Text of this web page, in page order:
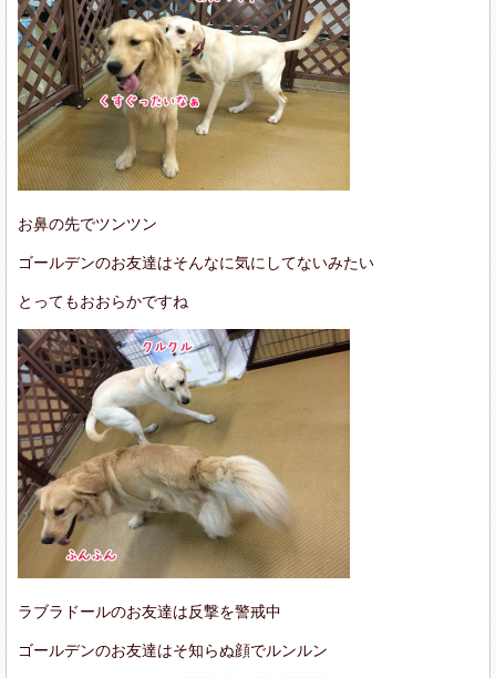
お鼻の先でツンツン
ゴールデンのお友達はそんなに気にしてないみたい
とってもおおらかですね
ラブラドールのお友達は反撃を警戒中
ゴールデンのお友達はそ知らぬ顔でルンルン